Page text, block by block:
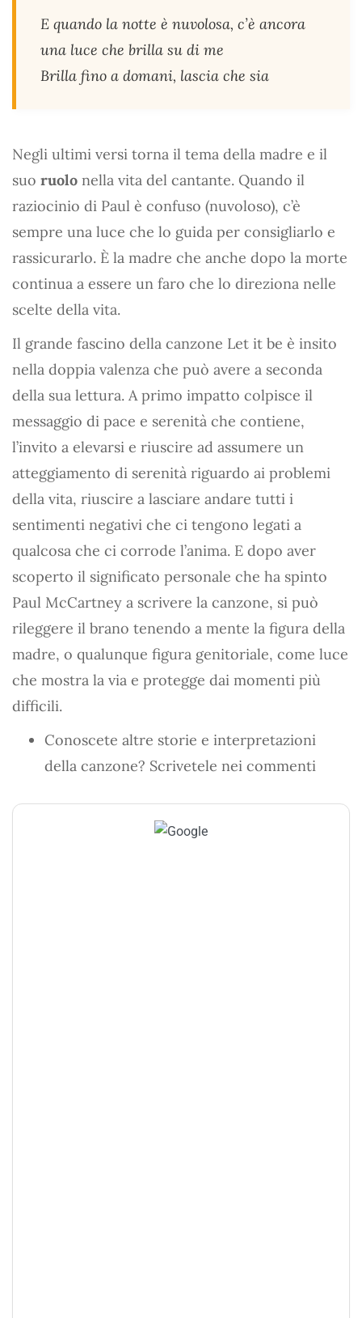
E quando la notte è nuvolosa, c’è ancora
una luce che brilla su di me
Brilla fino a domani, lascia che sia
Negli ultimi versi torna il tema della madre e il
suo ruolo nella vita del cantante. Quando il
raziocinio di Paul è confuso (nuvoloso), c’è
sempre una luce che lo guida per consigliarlo e
rassicurarlo. È la madre che anche dopo la morte
continua a essere un faro che lo direziona nelle
scelte della vita.
Il grande fascino della canzone Let it be è insito
nella doppia valenza che può avere a seconda
della sua lettura. A primo impatto colpisce il
messaggio di pace e serenità che contiene,
l’invito a elevarsi e riuscire ad assumere un
atteggiamento di serenità riguardo ai problemi
della vita, riuscire a lasciare andare tutti i
sentimenti negativi che ci tengono legati a
qualcosa che ci corrode l’anima. E dopo aver
scoperto il significato personale che ha spinto
Paul McCartney a scrivere la canzone, si può
rileggere il brano tenendo a mente la figura della
madre, o qualunque figura genitoriale, come luce
che mostra la via e protegge dai momenti più
difficili.
Conoscete altre storie e interpretazioni
della canzone? Scrivetele nei commenti